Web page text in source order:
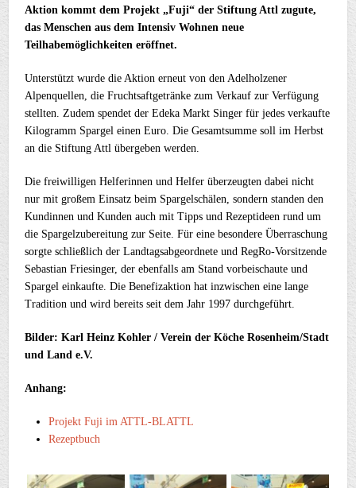
Aktion kommt dem Projekt „Fuji“ der Stiftung Attl zugute,
das Menschen aus dem Intensiv Wohnen neue
Teilhabemöglichkeiten eröffnet.
Unterstützt wurde die Aktion erneut von den Adelholzener
Alpenquellen, die Fruchtsaftgetränke zum Verkauf zur Verfügung
stellten. Zudem spendet der Edeka Markt Singer für jedes verkaufte
Kilogramm Spargel einen Euro. Die Gesamtsumme soll im Herbst
an die Stiftung Attl übergeben werden.
Die freiwilligen Helferinnen und Helfer überzeugten dabei nicht
nur mit großem Einsatz beim Spargelschälen, sondern standen den
Kundinnen und Kunden auch mit Tipps und Rezeptideen rund um
die Spargelzubereitung zur Seite. Für eine besondere Überraschung
sorgte schließlich der Landtagsabgeordnete und RegRo-Vorsitzende
Sebastian Friesinger, der ebenfalls am Stand vorbeischaute und
Spargel einkaufte. Die Benefizaktion hat inzwischen eine lange
Tradition und wird bereits seit dem Jahr 1997 durchgeführt.
Bilder: Karl Heinz Kohler / Verein der Köche Rosenheim/Stadt
und Land e.V.
Anhang:
Projekt Fuji im ATTL-BLATTL
Rezeptbuch